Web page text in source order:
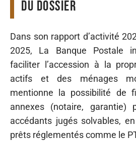
du dossier
Dans son rapport d’activité
2025, La Banque Postale
faciliter l’accession à la
actifs et des ménages
mentionne la possibilité de
annexes (notaire, garantie)
accédants jugés solvables,
prêts réglementés comme le